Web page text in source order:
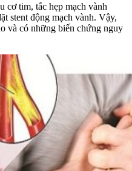
cơ tim, tắc hẹp mạch vành
stent động mạch vành. Vậy,
và có những biến chứng nguy